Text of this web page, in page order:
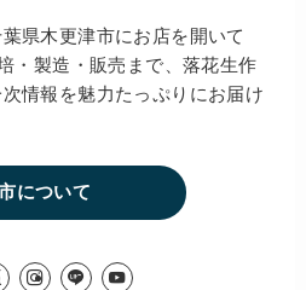
県木更津市にお店を開いて
・製造・販売まで、落花生作
情報を魅力たっぷりにお届け
について